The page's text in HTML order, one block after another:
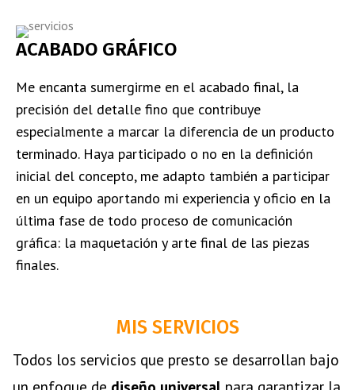
ACABADO GRÁFICO
Me encanta sumergirme en el acabado final, la
precisión del detalle fino que contribuye
especialmente a marcar la diferencia de un producto
terminado. Haya participado o no en la definición
inicial del concepto, me adapto también a participar
en un equipo aportando mi experiencia y oficio en la
última fase de todo proceso de comunicación
gráfica: la maquetación y arte final de las piezas
finales.
MIS SERVICIOS
Todos los servicios que presto se desarrollan bajo